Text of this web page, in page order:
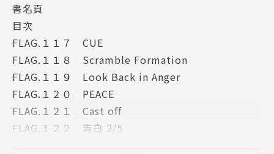
書名頁
目次
FLAG.１１７ CUE
FLAG.１１８ Scramble Formation
FLAG.１１９ Look Back in Anger
FLAG.１２０ PEACE
FLAG.１２１ Cast off
FLAG.１２２ 告白 2/5